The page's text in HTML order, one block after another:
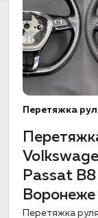
Перетяжка
Passat B8
Воронеже
Перетяжка